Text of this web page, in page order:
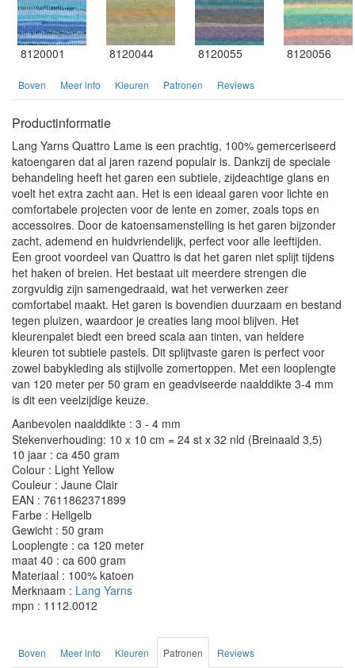
8120001 8120044 8120055 8120056
Boven Meer info Kleuren Patronen Reviews
Productinformatie
Lang Yarns Quattro Lame is een prachtig, 100% gemerceriseerd
katoengaren dat al jaren razend populair is. Dankzij de speciale
behandeling heeft het garen een subtiele, zijdeachtige glans en
voelt het extra zacht aan. Het is een ideaal garen voor lichte en
comfortabele projecten voor de lente en zomer, zoals tops en
accessoires. Door de katoensamenstelling is het garen bijzonder
zacht, ademend en huidvriendelijk, perfect voor alle leeftijden.
Een groot voordeel van Quattro is dat het garen niet splijt tijdens
het haken of breien. Het bestaat uit meerdere strengen die
zorgvuldig zijn samengedraaid, wat het verwerken zeer
comfortabel maakt. Het garen is bovendien duurzaam en bestand
tegen pluizen, waardoor je creaties lang mooi blijven. Het
kleurenpalet biedt een breed scala aan tinten, van heldere
kleuren tot subtiele pastels. Dit splijtvaste garen is perfect voor
zowel babykleding als stijlvolle zomertoppen. Met een looplengte
van 120 meter per 50 gram en geadviseerde naalddikte 3-4 mm
is dit een veelzijdige keuze.
Aanbevolen naalddikte : 3 - 4 mm
Stekenverhouding: 10 x 10 cm = 24 st x 32 nld (Breinaald 3,5)
10 jaar : ca 450 gram
Colour : Light Yellow
Couleur : Jaune Clair
EAN : 7611862371899
Farbe : Hellgelb
Gewicht : 50 gram
Looplengte : ca 120 meter
maat 40 : ca 600 gram
Materiaal : 100% katoen
Merknaam : Lang Yarns
mpn : 1112.0012
Boven Meer info Kleuren Patronen Reviews